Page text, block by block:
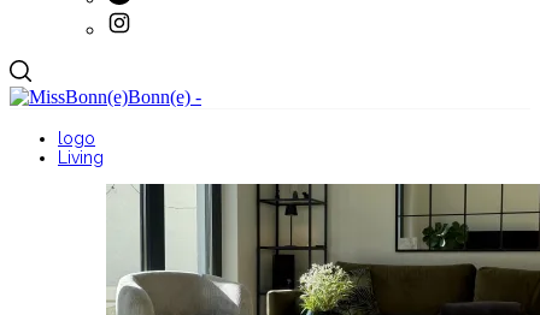
logo
Living